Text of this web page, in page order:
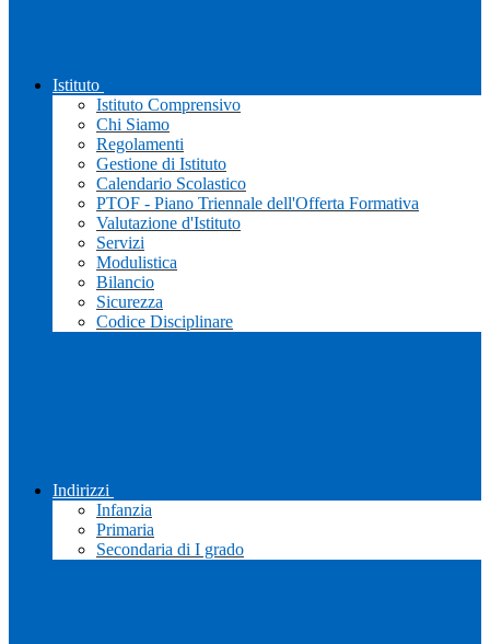
Istituto
Istituto Comprensivo
Chi Siamo
Regolamenti
Gestione di Istituto
Calendario Scolastico
PTOF - Piano Triennale dell'Offerta Formativa
Valutazione d'Istituto
Servizi
Modulistica
Bilancio
Sicurezza
Codice Disciplinare
Indirizzi
Infanzia
Primaria
Secondaria di I grado